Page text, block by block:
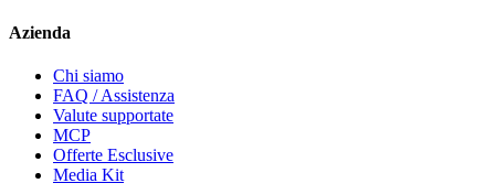
Azienda
Chi siamo
FAQ / Assistenza
Valute supportate
MCP
Offerte Esclusive
Media Kit